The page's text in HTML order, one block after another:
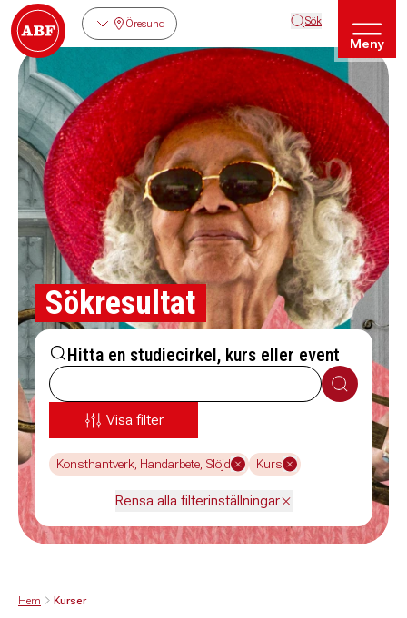
Öresund Sök
Meny
Sökresultat
Hitta en studiecirkel, kurs eller event
Sök
Visa filter
Konsthantverk, Handarbete, Slöjd Kurs
Rensa alla filterinställningar
Hem Kurser